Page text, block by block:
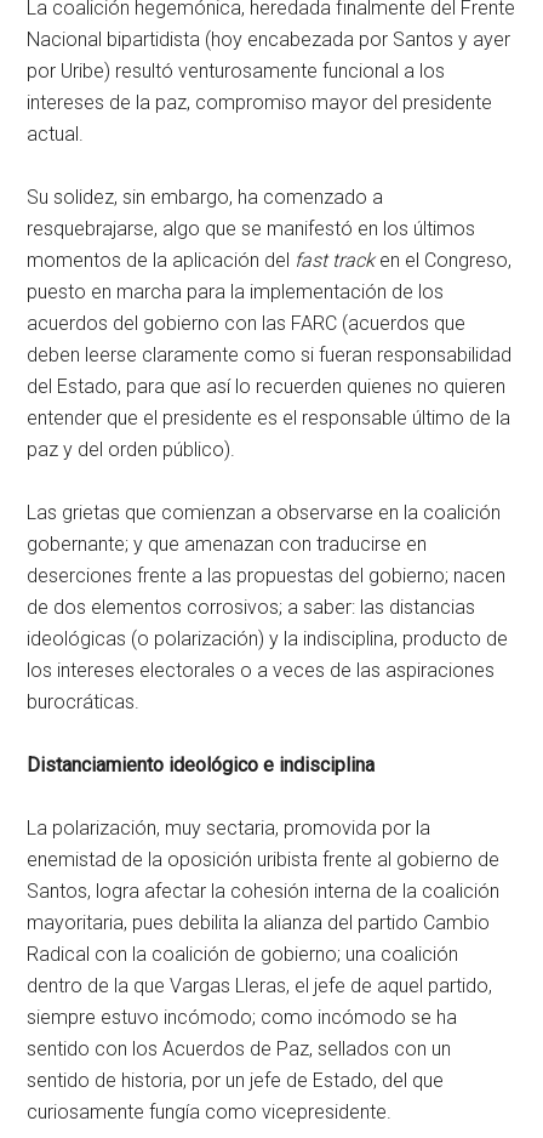
La coalición hegemónica, heredada finalmente del Frente
Nacional bipartidista (hoy encabezada por Santos y ayer
por Uribe) resultó venturosamente funcional a los
intereses de la paz, compromiso mayor del presidente
actual.
Su solidez, sin embargo, ha comenzado a
resquebrajarse, algo que se manifestó en los últimos
momentos de la aplicación del fast tracken el Congreso,
puesto en marcha para la implementación de los
acuerdos del gobierno con las FARC (acuerdos que
deben leerse claramente como si fueran responsabilidad
del Estado, para que así lo recuerden quienes no quieren
entender que el presidente es el responsable último de la
paz y del orden público).
Las grietas que comienzan a observarse en la coalición
gobernante; y que amenazan con traducirse en
deserciones frente a las propuestas del gobierno; nacen
de dos elementos corrosivos; a saber: las distancias
ideológicas (o polarización) y la indisciplina, producto de
los intereses electorales o a veces de las aspiraciones
burocráticas.
Distanciamiento ideológico e indisciplina
La polarización, muy sectaria, promovida por la
enemistad de la oposición uribista frente al gobierno de
Santos, logra afectar la cohesión interna de la coalición
mayoritaria, pues debilita la alianza del partido Cambio
Radical con la coalición de gobierno; una coalición
dentro de la que Vargas Lleras, el jefe de aquel partido,
siempre estuvo incómodo; como incómodo se ha
sentido con los Acuerdos de Paz, sellados con un
sentido de historia, por un jefe de Estado, del que
curiosamente fungía como vicepresidente.